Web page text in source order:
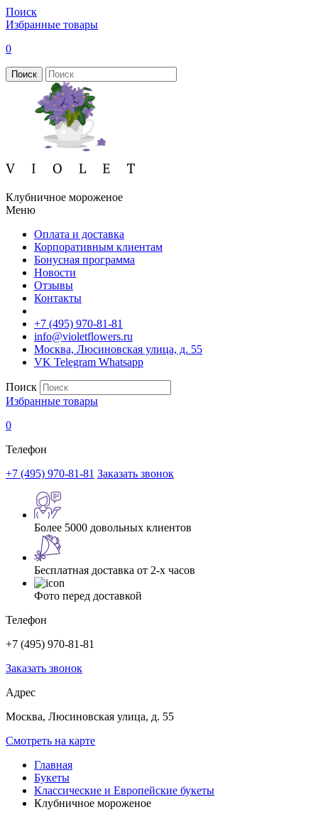
Поиск
Избранные товары
0
Поиск
Клубничное мороженое
Меню
Оплата и доставка
Корпоративным клиентам
Бонусная программа
Новости
Отзывы
Контакты
+7 (495) 970-81-81
info@violetflowers.ru
Москва, Люсиновская улица, д. 55
VK Telegram Whatsapp
Поиск
Избранные товары
0
Телефон
+7 (495) 970-81-81 Заказать звонок
Более 5000 довольных клиентов
Бесплатная доставка от 2-х часов
Фото перед доставкой
Телефон
+7 (495) 970-81-81
Заказать звонок
Адрес
Москва, Люсиновская улица, д. 55
Смотреть на карте
Главная
Букеты
Классические и Европейские букеты
Клубничное мороженое